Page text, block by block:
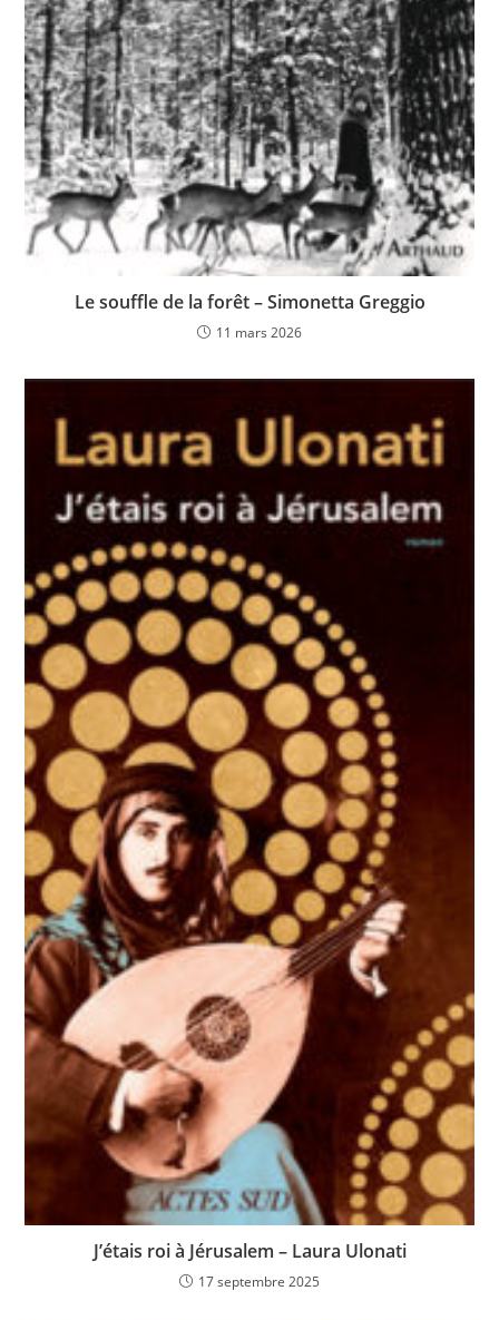
Le souffle de la forêt – Simonetta Greggio
11 mars 2026
J’étais roi à Jérusalem – Laura Ulonati
17 septembre 2025